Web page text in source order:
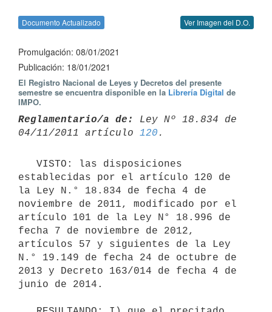
Documento Actualizado Ver Imagen del D.O.
Promulgación: 08/01/2021
Publicación: 18/01/2021
El Registro Nacional de Leyes y Decretos del presente
semestre se encuentra disponible en la Librería Digital de
IMPO.
Reglamentario/a de:
Ley Nº 18.834 de
04/11/2011 artículo 120
establecidas por el artículo 120 de
la Ley N.° 18.834 de fecha 4 de
noviembre de 2011, modificado por el
artículo 101 de la Ley N° 18.996 de
fecha 7 de noviembre de 2012,
artículos 57 y siguientes de la Ley
N.° 19.149 de fecha 24 de octubre de
2013 y Decreto 163/014 de fecha 4 de
junio de 2014.